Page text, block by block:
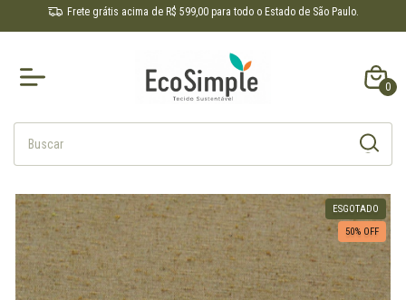
Frete grátis acima de R$ 599,00 para todo o Estado de São Paulo.
0
ESGOTADO
50% OFF